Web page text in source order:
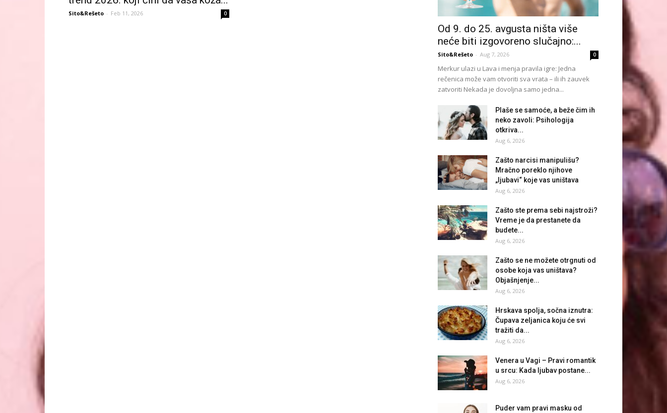
Sito&Rešeto - Feb 11, 2026 0
Od 9. do 25. avgusta ništa više
neće biti izgovoreno slučajno:...
Sito&Rešeto - Aug 7, 2026 0
Merkur ulazi u Lava i menja pravila igre: Jedna
rečenica može vam otvoriti sva vrata – ili ih zauvek
zatvoriti Nekada je dovoljna samo jedna...
Plaše se samoće, a beže čim ih
neko zavoli: Psihologija
otkriva...
Aug 6, 2026
Zašto narcisi manipulišu?
Mračno poreklo njihove
„ljubavi“ koje vas uništava
Aug 6, 2026
Zašto ste prema sebi najstroži?
Vreme je da prestanete da
budete...
Aug 6, 2026
Zašto se ne možete otrgnuti od
osobe koja vas uništava?
Objašnjenje...
Aug 6, 2026
Hrskava spolja, sočna iznutra:
Čupava zeljanica koju će svi
tražiti da...
Aug 6, 2026
Venera u Vagi – Pravi romantik
u srcu: Kada ljubav postane...
Aug 6, 2026
Puder vam pravi masku od